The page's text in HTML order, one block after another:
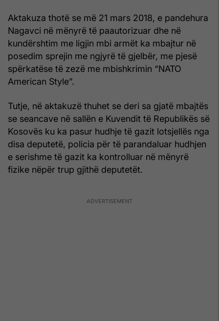
Aktakuza thotë se më 21 mars 2018, e pandehura
Nagavci në mënyrë të paautorizuar dhe në
kundërshtim me ligjin mbi armët ka mbajtur në
posedim sprejin me ngjyrë të gjelbër, me pjesë
spërkatëse të zezë me mbishkrimin “NATO
American Style”.
Tutje, në aktakuzë thuhet se deri sa gjatë mbajtës
se seancave në sallën e Kuvendit të Republikës së
Kosovës ku ka pasur hudhje të gazit lotsjellës nga
disa deputetë, policia për të parandaluar hudhjen
e serishme të gazit ka kontrolluar në mënyrë
fizike nëpër trup gjithë deputetët.